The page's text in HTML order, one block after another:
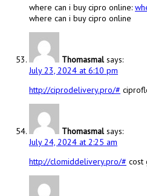
where can i buy cipro online:
where can i buy cipro online
Thomasmal says:
July 23, 2024 at 6:10 pm
http://ciprodelivery.pro/#
Thomasmal says:
July 24, 2024 at 2:25 am
http://clomiddelivery.pro/# cost